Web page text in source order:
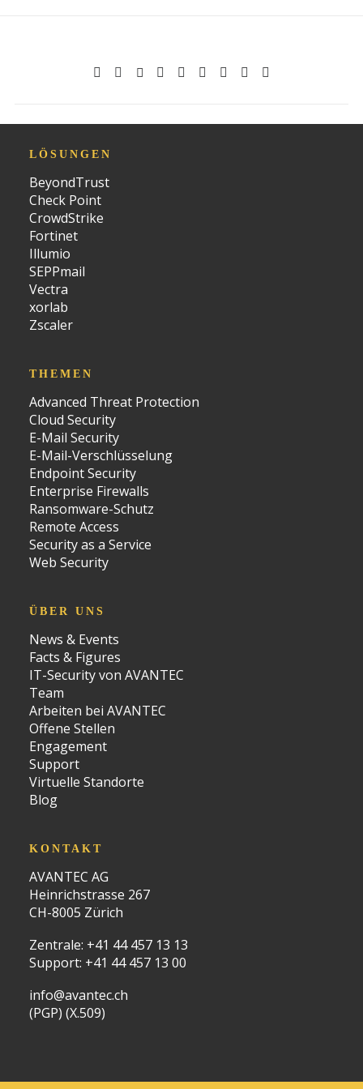
LÖSUNGEN
BeyondTrust
Check Point
CrowdStrike
Fortinet
Illumio
SEPPmail
Vectra
xorlab
Zscaler
THEMEN
Advanced Threat Protection
Cloud Security
E-Mail Security
E-Mail-Verschlüsselung
Endpoint Security
Enterprise Firewalls
Ransomware-Schutz
Remote Access
Security as a Service
Web Security
ÜBER UNS
News & Events
Facts & Figures
IT-Security von AVANTEC
Team
Arbeiten bei AVANTEC
Offene Stellen
Engagement
Support
Virtuelle Standorte
Blog
KONTAKT
AVANTEC AG
Heinrichstrasse 267
CH-8005 Zürich
Zentrale: +41 44 457 13 13
Support: +41 44 457 13 00
info@avantec.ch
(PGP) (X.509)